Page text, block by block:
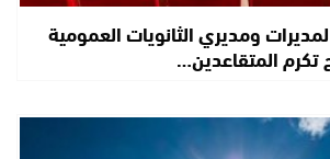
ومديري الثانويات العمومية
المتقاعدين…